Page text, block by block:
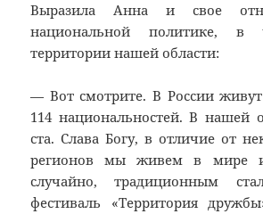
Выразила Анна и свое
национальной политике, в
территории нашей области:
— Вот смотрите. В России живут
114 национальностей. В нашей
ста. Слава Богу, в отличие от
регионов мы живем в мире
случайно, традиционным
фестиваль «Территория